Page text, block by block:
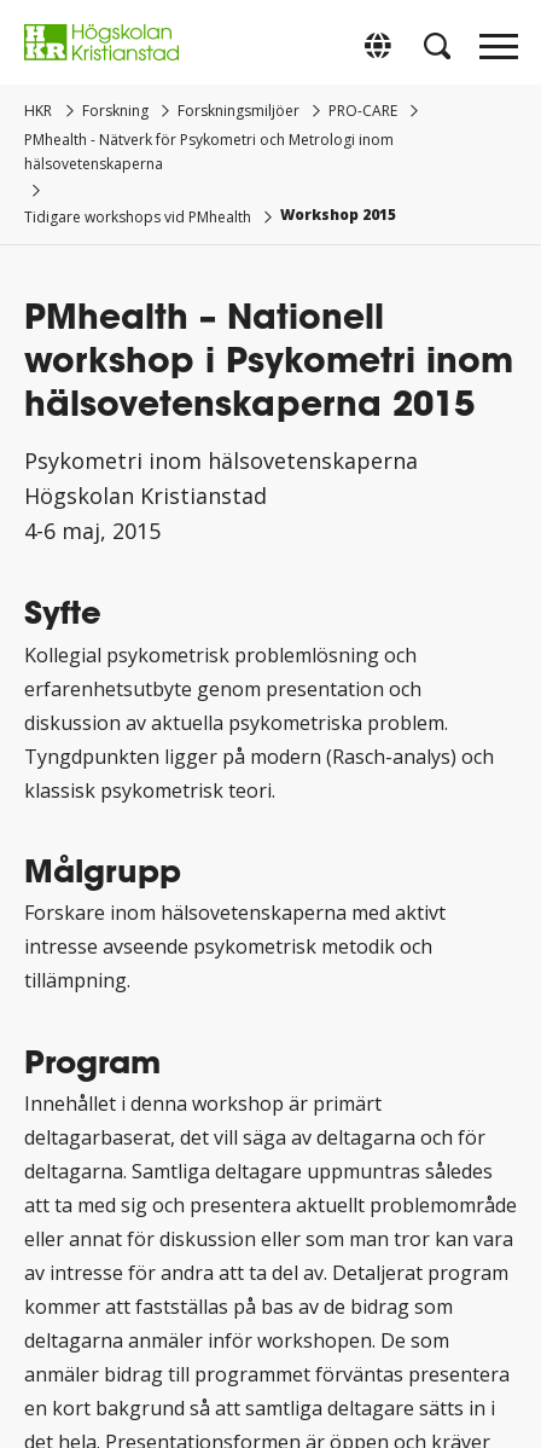
direkt
Switch to
HKR Forskning Forskningsmiljöer
PRO-CARE
PMhealth - Nätverk för Psykometri och Metrologi inom
hälsovetenskaperna
Tidigare workshops vid PMhealth Workshop 2015
PMhealth – Nationell
workshop i Psykometri inom
hälsovetenskaperna 2015
Psykometri inom hälsovetenskaperna
Högskolan Kristianstad
4-6 maj, 2015
Syfte
Kollegial psykometrisk problemlösning och
erfarenhetsutbyte genom presentation och
diskussion av aktuella psykometriska problem.
Tyngdpunkten ligger på modern (Rasch-analys) och
klassisk psykometrisk teori.
Målgrupp
Forskare inom hälsovetenskaperna med aktivt
intresse avseende psykometrisk metodik och
tillämpning.
Program
Innehållet i denna workshop är primärt
deltagarbaserat, det vill säga av deltagarna och för
deltagarna. Samtliga deltagare uppmuntras således
att ta med sig och presentera aktuellt problemområde
eller annat för diskussion eller som man tror kan vara
av intresse för andra att ta del av. Detaljerat program
kommer att fastställas på bas av de bidrag som
deltagarna anmäler inför workshopen. De som
anmäler bidrag till programmet förväntas presentera
en kort bakgrund så att samtliga deltagare sätts in i
det hela. Presentationsformen är öppen och kräver